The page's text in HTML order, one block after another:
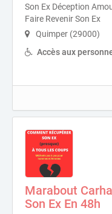
Son Ex Déception
Faire Revenir Son Ex
Quimper (29000)
Accès aux
Marabout
Son Ex En 48h